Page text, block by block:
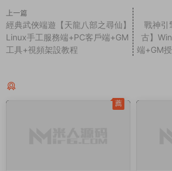
上一篇
經典武俠端遊【天龍八部之尋仙】
Linux手工服務端+PC客戶端+GM
工具+視頻架設教程
戰神引
古】
端+GM
薦